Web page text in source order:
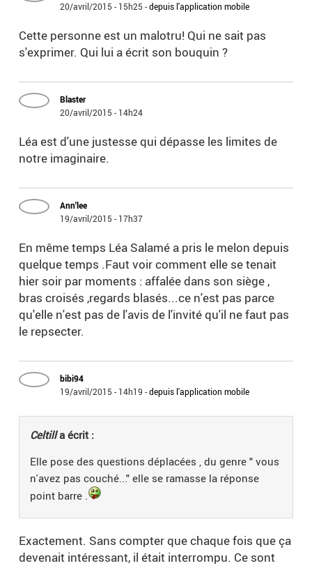
20/avril/2015 - 15h25 -depuis l'application mobile
Cette personne est un malotru! Qui ne sait pas
s'exprimer. Qui lui a écrit son bouquin ?
Blaster
20/avril/2015 - 14h24
Léa est d'une justesse qui dépasse les limites de
notre imaginaire.
Ann'lee
19/avril/2015 - 17h37
En même temps Léa Salamé a pris le melon depuis
quelque temps .Faut voir comment elle se tenait
hier soir par moments : affalée dans son siège ,
bras croisés ,regards blasés...ce n'est pas parce
qu'elle n'est pas de l'avis de l'invité qu'il ne faut pas
le repsecter.
bibi94
19/avril/2015 - 14h19 -depuis l'application mobile
Celtilla écrit :
Elle pose des questions déplacées , du genre " vous
n'avez pas couché..." elle se ramasse la réponse
point barre .
Exactement. Sans compter que chaque fois que ça
devenait intéressant, il était interrompu. Ce sont